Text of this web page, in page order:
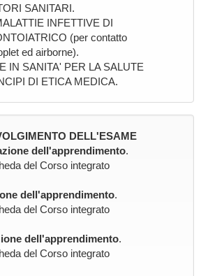
SANITARI.
INFETTIVE DI
(per contatto
ed airborne).
IN SANITA' PER LA SALUTE
DI ETICA MEDICA.
DELL'ESAME
dell'apprendimento.
del Corso integrato
dell'apprendimento.
del Corso integrato
dell'apprendimento.
del Corso integrato